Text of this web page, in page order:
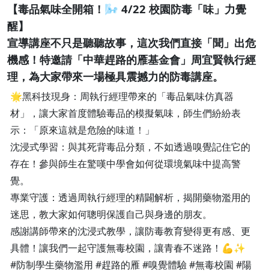
【毒品氣味全開箱！🌬️ 4/22 校園防毒「味」力覺
醒】
宣導講座不只是聽聽故事，這次我們直接「聞」出危
機感！特邀請「中華趕路的雁基金會」周宜賢執行經
理，為大家帶來一場極具震撼力的防毒講座。
🌟黑科技現身：周執行經理帶來的「毒品氣味仿真器
材」，讓大家首度體驗毒品的模擬氣味，師生們紛紛表
示：「原來這就是危險的味道！」
沈浸式學習：與其死背毒品分類，不如透過嗅覺記住它的
存在！參與師生在驚嘆中學會如何從環境氣味中提高警
覺。
專業守護：透過周執行經理的精闢解析，揭開藥物濫用的
迷思，教大家如何聰明保護自己與身邊的朋友。
感謝講師帶來的沈浸式教學，讓防毒教育變得更有感、更
具體！讓我們一起守護無毒校園，讓青春不迷路！💪✨
#防制學生藥物濫用 #趕路的雁 #嗅覺體驗 #無毒校園 #陽